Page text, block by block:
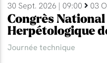
30 Sept. 2026 | 09:00 03
Congrès
Herpétologique
Journée technique